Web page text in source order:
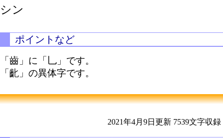
シン
ポイントなど
「齒」に「乚」です。
「齔」の異体字です。
2021年4月9日更新 7539文字収録